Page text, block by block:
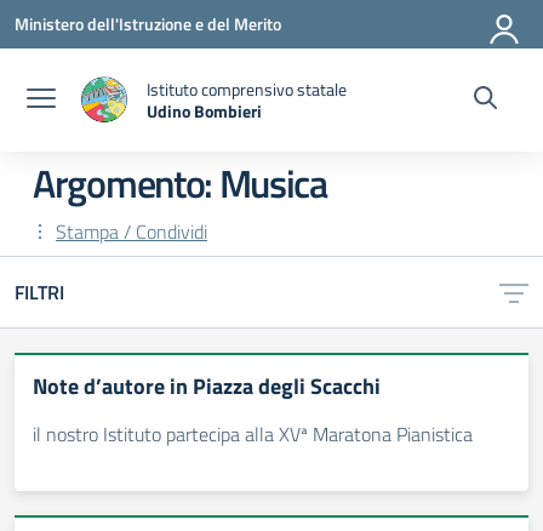
Vai ai contenuti
Vai al menu di navigazione
Vai al footer
Ministero dell'Istruzione e del Merito
Istituto comprensivo statale
Udino Bombieri
Argomento: Musica
Stampa / Condividi
FILTRI
Note d’autore in Piazza degli Scacchi
il nostro Istituto partecipa alla XVª Maratona Pianistica